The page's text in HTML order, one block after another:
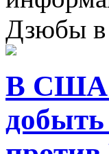
Дзюбы в
В США